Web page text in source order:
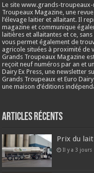
Le site www.grands-
Troupeaux Magazine, une
l’élevage laitier et allaitant. Il
magazine et communique
laitières et allaitantes et ce,
vous permet également de
agricole situées à proximité de
Grands Troupeaux Magazine
reçoit neuf numéros par an et
Dairy Ex Press, une newsletter
Grands Troupeaux et Euro
une maison d’éditions
Articles récents
Prix du
Il y a 3 jours